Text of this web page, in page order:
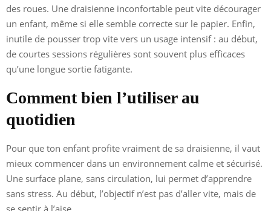
des roues. Une draisienne inconfortable peut vite décourager
un enfant, même si elle semble correcte sur le papier. Enfin,
inutile de pousser trop vite vers un usage intensif : au début,
de courtes sessions régulières sont souvent plus efficaces
qu’une longue sortie fatigante.
Comment bien l’utiliser au
quotidien
Pour que ton enfant profite vraiment de sa draisienne, il vaut
mieux commencer dans un environnement calme et sécurisé.
Une surface plane, sans circulation, lui permet d’apprendre
sans stress. Au début, l’objectif n’est pas d’aller vite, mais de
se sentir à l’aise.